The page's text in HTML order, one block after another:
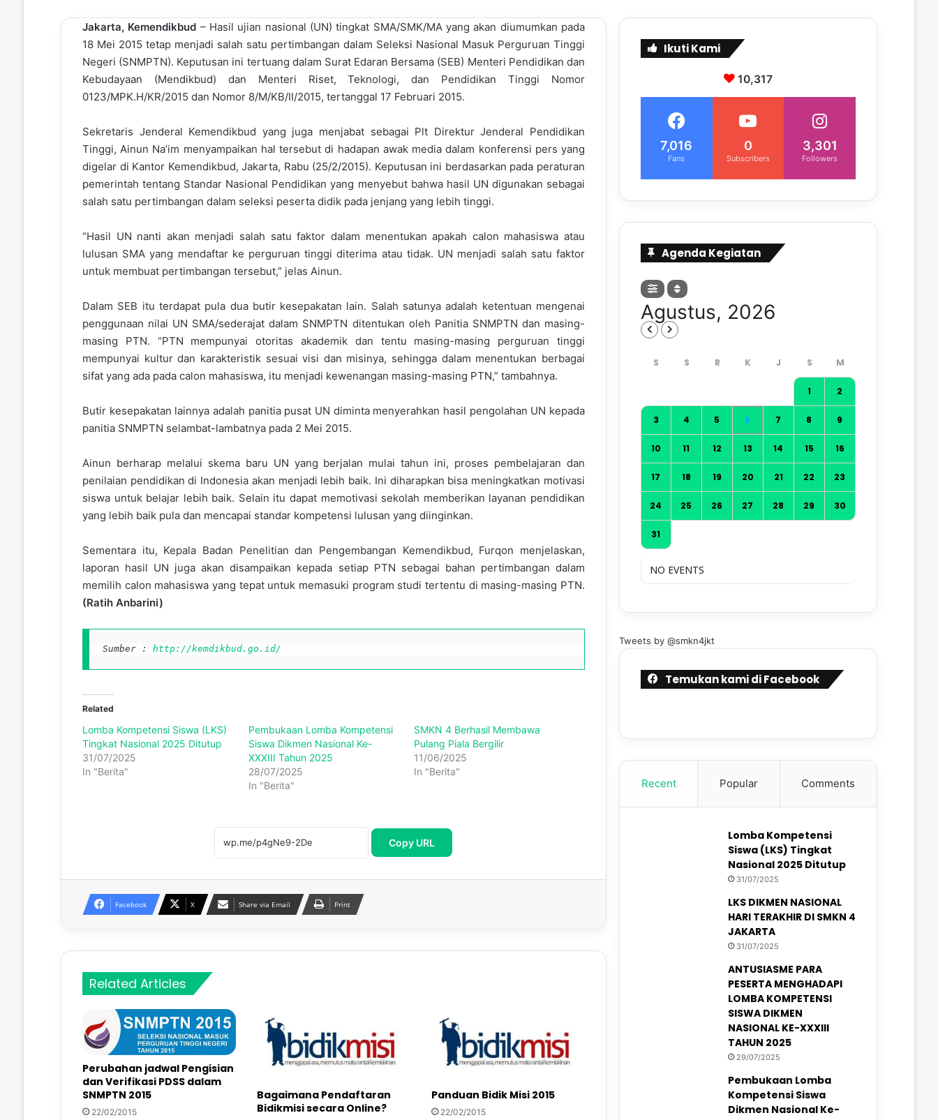
Jakarta, Kemendikbud – Hasil ujian nasional (UN) tingkat SMA/SMK/MA yang akan diumumkan pada
18 Mei 2015 tetap menjadi salah satu pertimbangan dalam Seleksi Nasional Masuk Perguruan Tinggi
Negeri (SNMPTN). Keputusan ini tertuang dalam Surat Edaran Bersama (SEB) Menteri Pendidikan dan
Kebudayaan (Mendikbud) dan Menteri Riset, Teknologi, dan Pendidikan Tinggi Nomor
0123/MPK.H/KR/2015 dan Nomor 8/M/KB/II/2015, tertanggal 17 Februari 2015.
Sekretaris Jenderal Kemendikbud yang juga menjabat sebagai Plt Direktur Jenderal Pendidikan
Tinggi, Ainun Na’im menyampaikan hal tersebut di hadapan awak media dalam konferensi pers yang
digelar di Kantor Kemendikbud, Jakarta, Rabu (25/2/2015). Keputusan ini berdasarkan pada peraturan
pemerintah tentang Standar Nasional Pendidikan yang menyebut bahwa hasil UN digunakan sebagai
salah satu pertimbangan dalam seleksi peserta didik pada jenjang yang lebih tinggi.
“Hasil UN nanti akan menjadi salah satu faktor dalam menentukan apakah calon mahasiswa atau
lulusan SMA yang mendaftar ke perguruan tinggi diterima atau tidak. UN menjadi salah satu faktor
untuk membuat pertimbangan tersebut,” jelas Ainun.
Dalam SEB itu terdapat pula dua butir kesepakatan lain. Salah satunya adalah ketentuan mengenai
penggunaan nilai UN SMA/sederajat dalam SNMPTN ditentukan oleh Panitia SNMPTN dan masing-
masing PTN. “PTN mempunyai otoritas akademik dan tentu masing-masing perguruan tinggi
mempunyai kultur dan karakteristik sesuai visi dan misinya, sehingga dalam menentukan berbagai
sifat yang ada pada calon mahasiswa, itu menjadi kewenangan masing-masing PTN,” tambahnya.
Butir kesepakatan lainnya adalah panitia pusat UN diminta menyerahkan hasil pengolahan UN kepada
panitia SNMPTN selambat-lambatnya pada 2 Mei 2015.
Ainun berharap melalui skema baru UN yang berjalan mulai tahun ini, proses pembelajaran dan
penilaian pendidikan di Indonesia akan menjadi lebih baik. Ini diharapkan bisa meningkatkan motivasi
siswa untuk belajar lebih baik. Selain itu dapat memotivasi sekolah memberikan layanan pendidikan
yang lebih baik pula dan mencapai standar kompetensi lulusan yang diinginkan.
Sementara itu, Kepala Badan Penelitian dan Pengembangan Kemendikbud, Furqon menjelaskan,
laporan hasil UN juga akan disampaikan kepada setiap PTN sebagai bahan pertimbangan dalam
memilih calon mahasiswa yang tepat untuk memasuki program studi tertentu di masing-masing PTN.
(Ratih Anbarini)
Sumber : http://kemdikbud.go.id/
Related
Lomba Kompetensi Siswa (LKS)
Tingkat Nasional 2025 Ditutup
31/07/2025
In "Berita"
Pembukaan Lomba Kompetensi
Siswa Dikmen Nasional Ke-
XXXIII Tahun 2025
28/07/2025
In "Berita"
SMKN 4 Berhasil Membawa
Pulang Piala Bergilir
11/06/2025
In "Berita"
Copy URL
Facebook X Share via Email Print
Related Articles
Perubahan jadwal Pengisian
dan Verifikasi PDSS dalam
SNMPTN 2015
22/02/2015
Bagaimana Pendaftaran
Bidikmisi secara Online?
Panduan Bidik Misi 2015
22/02/2015
Ikuti Kami
10,317
7,016
Fans
0
Subscribers
3,301
Followers
Agenda Kegiatan
Agustus, 2026
1 2
3 4 5 6 7 8 9
10 11 12 13 14 15 16
17 18 19 20 21 22 23
24 25 26 27 28 29 30
31
NO EVENTS
Tweets by @smkn4jkt
Temukan kami di Facebook
Recent Popular Comments
Lomba Kompetensi
Siswa (LKS) Tingkat
Nasional 2025 Ditutup
31/07/2025
LKS DIKMEN NASIONAL
HARI TERAKHIR DI SMKN 4
JAKARTA
31/07/2025
ANTUSIASME PARA
PESERTA MENGHADAPI
LOMBA KOMPETENSI
SISWA DIKMEN
NASIONAL KE-XXXIII
TAHUN 2025
29/07/2025
Pembukaan Lomba
Kompetensi Siswa
Dikmen Nasional Ke-